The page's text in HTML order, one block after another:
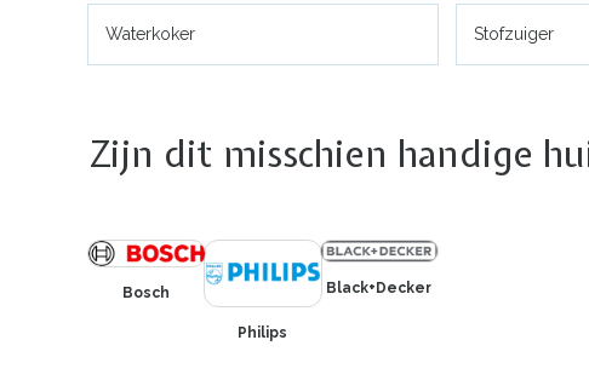
Waterkoker Stofzuiger
Zijn dit misschien handige
Bosch
Philips
Black+Decker